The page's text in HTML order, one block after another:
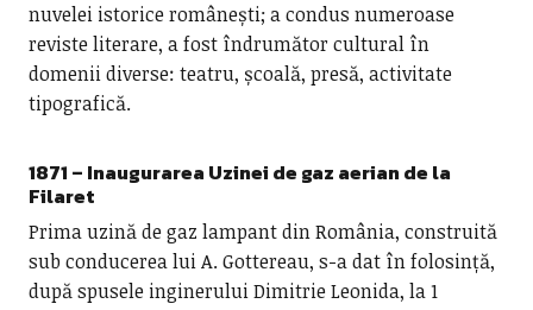
nuvelei istorice românești; a condus numeroase
reviste literare, a fost îndrumător cultural în
domenii diverse: teatru, școală, presă, activitate
tipografică.
1871 – Inaugurarea Uzinei de gaz aerian de la
Filaret
Prima uzină de gaz lampant din România, construită
sub conducerea lui A. Gottereau, s-a dat în folosință,
după spusele inginerului Dimitrie Leonida, la 1